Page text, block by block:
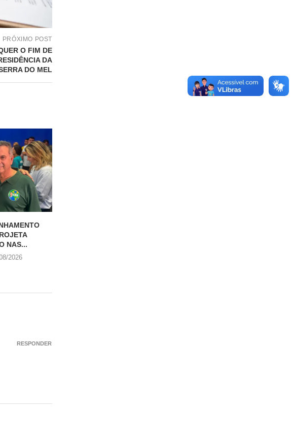
PRÓXIMO POST
O FIM DE
DA
DO MEL
NAS...
2026
RESPONDER